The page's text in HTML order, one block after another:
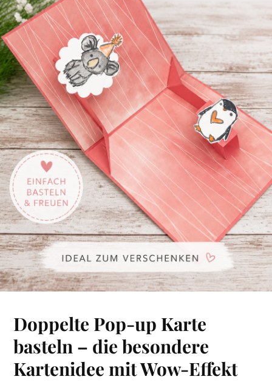
Doppelte Pop-up Karte
basteln – die besondere
Kartenidee mit Wow-Effekt